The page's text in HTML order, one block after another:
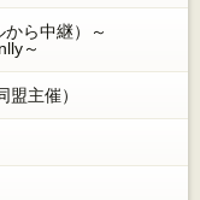
ら中継）～
～
盟主催）